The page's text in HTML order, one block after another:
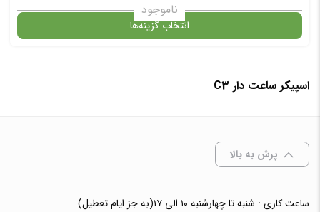
ناموجود
انتخاب گزینه‌ها
گارانتی
اسپیکر ساعت دار C3
پرش به بالا
ساعت کاری : شنبه تا چهارشنبه ۱۰ الی ۱۷(به جز ایام تعطیل)